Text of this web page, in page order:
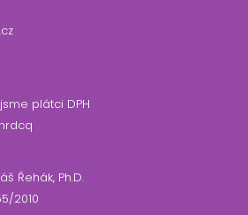
plátci DPH
Řehák, Ph.D.
2010